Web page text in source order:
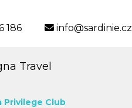
186 info@sardinie.cz
Travel
Privilege Club